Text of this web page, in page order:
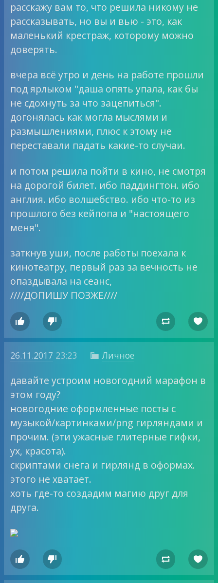
расскажу вам то, что решила никому не
рассказывать, но вы и вью - это, как
маленький крестраж, которому можно
доверять.
вчера всё утро и день на работе прошли
под ярлыком "даша опять упала, как бы
не сдохнуть за что зацепиться".
догонялась как могла мыслями и
размышлениями, плюс к этому не
переставали падать какие-то случаи.
и потом решила пойти в кино, не смотря
на дорогой билет. ибо паддингтон. ибо
англия. ибо волшебство. ибо что-то из
прошлого без кейпопа и "настоящего
меня".
заткнув уши, после работы поехала к
кинотеатру, первый раз за вечность не
опаздывала на сеанс,
////ДОПИШУ ПОЗЖЕ////
   
26.11.2017 23:23  Личное
давайте устроим новогодний марафон в
этом году?
новогодние оформленные посты с
музыкой/картинками/png гирляндами и
прочим. (эти ужасные глитерные гифки,
ух, красота).
скриптами снега и гирлянд в оформах.
этого не хватает.
хоть где-то создадим магию друг для
друга.
   